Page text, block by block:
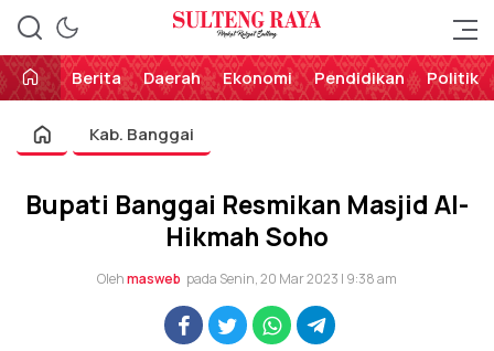
Sulteng Raya
Perekat Rakyat Sulteng
Berita
Daerah Ekonomi Pendidikan Politik
Kab. Banggai
Bupati Banggai Resmikan Masjid Al-
Hikmah Soho
Olehmasweb pada Senin, 20 Mar 2023 | 9:38 am